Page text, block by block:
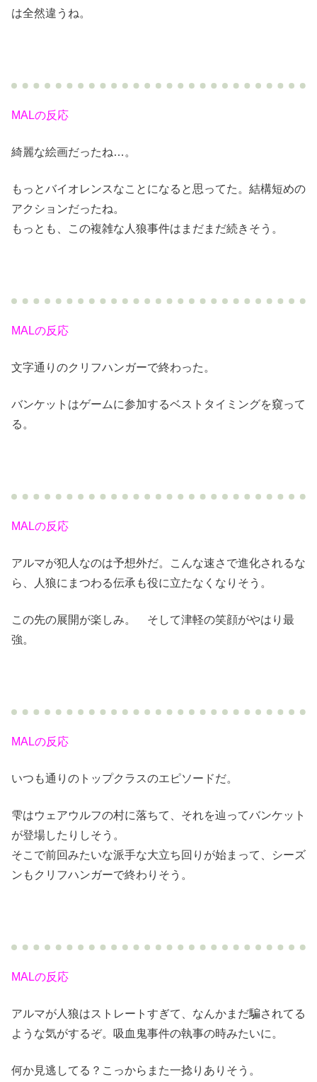
は全然違うね。
MALの反応
綺麗な絵画だったね…。
もっとバイオレンスなことになると思ってた。結構短めの
アクションだったね。
もっとも、この複雑な人狼事件はまだまだ続きそう。
MALの反応
文字通りのクリフハンガーで終わった。
バンケットはゲームに参加するベストタイミングを窺って
る。
MALの反応
アルマが犯人なのは予想外だ。こんな速さで進化されるな
ら、人狼にまつわる伝承も役に立たなくなりそう。
この先の展開が楽しみ。 そして津軽の笑顔がやはり最
強。
MALの反応
いつも通りのトップクラスのエピソードだ。
雫はウェアウルフの村に落ちて、それを辿ってバンケット
が登場したりしそう。
そこで前回みたいな派手な大立ち回りが始まって、シーズ
ンもクリフハンガーで終わりそう。
MALの反応
アルマが人狼はストレートすぎて、なんかまだ騙されてる
ような気がするぞ。吸血鬼事件の執事の時みたいに。
何か見逃してる？こっからまた一捻りありそう。